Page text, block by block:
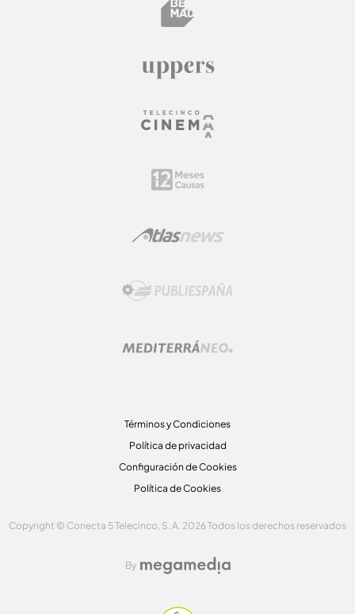
Términos y Condiciones
Política de privacidad
Configuración de Cookies
Política de Cookies
Copyright © Conecta 5 Telecinco, S. A. 2026 Todos los derechos reservados
By